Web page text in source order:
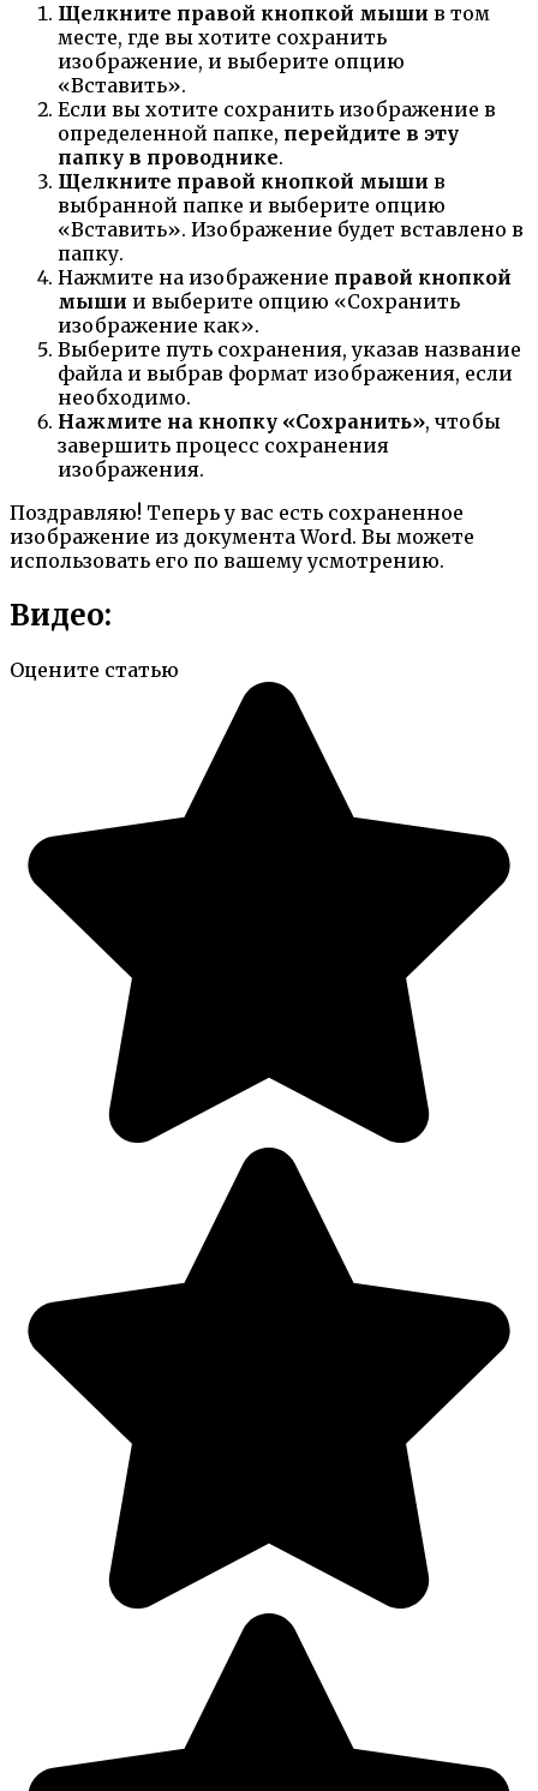
Щелкните правой кнопкой мыши в том
месте, где вы хотите сохранить
изображение, и выберите опцию
«Вставить».
Если вы хотите сохранить изображение в
определенной папке, перейдите в эту
папку в проводнике.
Щелкните правой кнопкой мыши в
выбранной папке и выберите опцию
«Вставить». Изображение будет вставлено в
папку.
Нажмите на изображение правой кнопкой
мыши и выберите опцию «Сохранить
изображение как».
Выберите путь сохранения, указав название
файла и выбрав формат изображения, если
необходимо.
Нажмите на кнопку «Сохранить», чтобы
завершить процесс сохранения
изображения.
Поздравляю! Теперь у вас есть сохраненное
изображение из документа Word. Вы можете
использовать его по вашему усмотрению.
Видео:
Оцените статью